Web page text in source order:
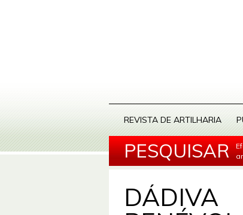
REVISTA DE ARTILHARIA
PESQUISAR
DÁDIVA